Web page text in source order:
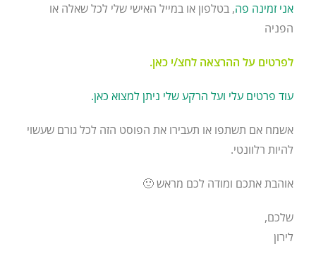
אני זמינה פה, בטלפון או במייל האישי שלי לכל שאלה או
הפניה
לפרטים על ההרצאה לחצ/י כאן.
עוד פרטים עלי ועל הרקע שלי ניתן למצוא כאן.
אשמח אם תשתפו או תעבירו את הפוסט הזה לכל גורם שעשוי
להיות רלוונטי.
אוהבת אתכם ומודה לכם מראש 🙂
שלכם,
לירון